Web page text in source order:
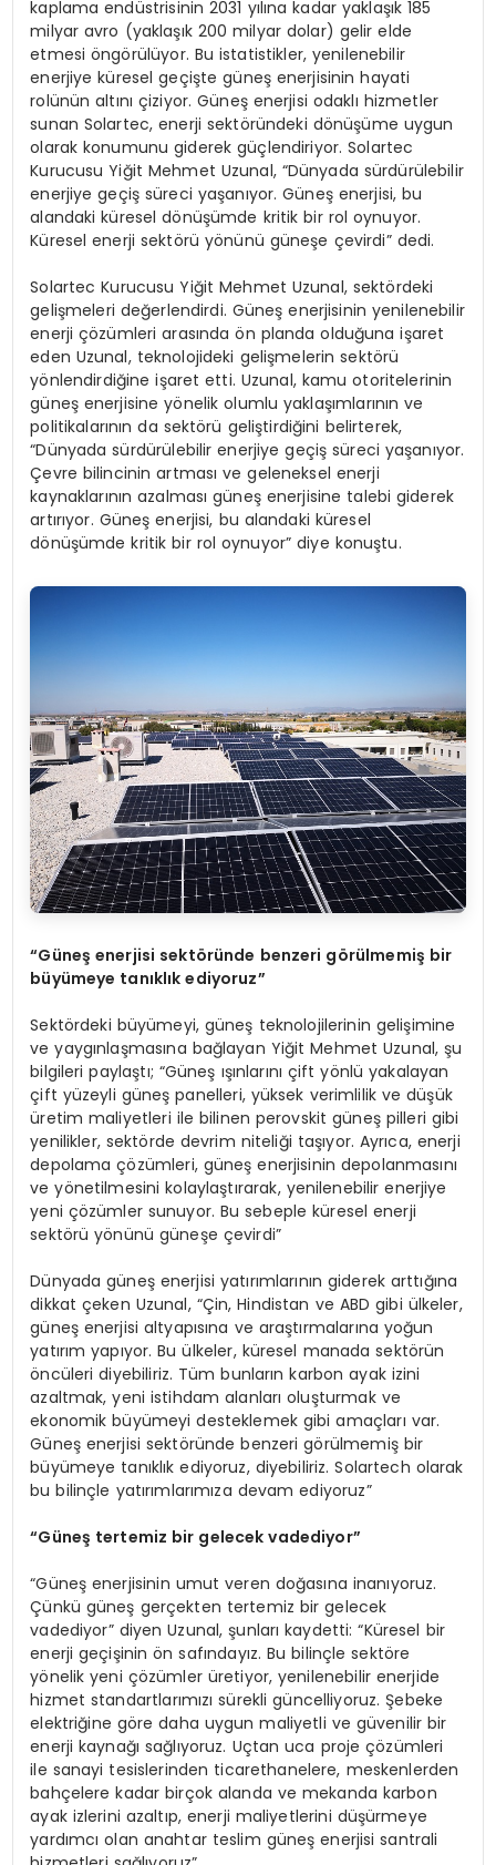
kaplama endüstrisinin 2031 yılına kadar yaklaşık 185
milyar avro (yaklaşık 200 milyar dolar) gelir elde
etmesi öngörülüyor. Bu istatistikler, yenilenebilir
enerjiye küresel geçişte güneş enerjisinin hayati
rolünün altını çiziyor. Güneş enerjisi odaklı hizmetler
sunan Solartec, enerji sektöründeki dönüşüme uygun
olarak konumunu giderek güçlendiriyor. Solartec
Kurucusu Yiğit Mehmet Uzunal, “Dünyada sürdürülebilir
enerjiye geçiş süreci yaşanıyor. Güneş enerjisi, bu
alandaki küresel dönüşümde kritik bir rol oynuyor.
Küresel enerji sektörü yönünü güneşe çevirdi” dedi.
Solartec Kurucusu Yiğit Mehmet Uzunal, sektördeki
gelişmeleri değerlendirdi. Güneş enerjisinin yenilenebilir
enerji çözümleri arasında ön planda olduğuna işaret
eden Uzunal, teknolojideki gelişmelerin sektörü
yönlendirdiğine işaret etti. Uzunal, kamu otoritelerinin
güneş enerjisine yönelik olumlu yaklaşımlarının ve
politikalarının da sektörü geliştirdiğini belirterek,
“Dünyada sürdürülebilir enerjiye geçiş süreci yaşanıyor.
Çevre bilincinin artması ve geleneksel enerji
kaynaklarının azalması güneş enerjisine talebi giderek
artırıyor. Güneş enerjisi, bu alandaki küresel
dönüşümde kritik bir rol oynuyor” diye konuştu.
“Güneş enerjisi sektöründe benzeri görülmemiş bir
büyümeye tanıklık ediyoruz”
Sektördeki büyümeyi, güneş teknolojilerinin gelişimine
ve yaygınlaşmasına bağlayan Yiğit Mehmet Uzunal, şu
bilgileri paylaştı; “Güneş ışınlarını çift yönlü yakalayan
çift yüzeyli güneş panelleri, yüksek verimlilik ve düşük
üretim maliyetleri ile bilinen perovskit güneş pilleri gibi
yenilikler, sektörde devrim niteliği taşıyor. Ayrıca, enerji
depolama çözümleri, güneş enerjisinin depolanmasını
ve yönetilmesini kolaylaştırarak, yenilenebilir enerjiye
yeni çözümler sunuyor. Bu sebeple küresel enerji
sektörü yönünü güneşe çevirdi”
Dünyada güneş enerjisi yatırımlarının giderek arttığına
dikkat çeken Uzunal, “Çin, Hindistan ve ABD gibi ülkeler,
güneş enerjisi altyapısına ve araştırmalarına yoğun
yatırım yapıyor. Bu ülkeler, küresel manada sektörün
öncüleri diyebiliriz. Tüm bunların karbon ayak izini
azaltmak, yeni istihdam alanları oluşturmak ve
ekonomik büyümeyi desteklemek gibi amaçları var.
Güneş enerjisi sektöründe benzeri görülmemiş bir
büyümeye tanıklık ediyoruz, diyebiliriz. Solartech olarak
bu bilinçle yatırımlarımıza devam ediyoruz”
“Güneş tertemiz bir gelecek vadediyor”
“Güneş enerjisinin umut veren doğasına inanıyoruz.
Çünkü güneş gerçekten tertemiz bir gelecek
vadediyor” diyen Uzunal, şunları kaydetti: “Küresel bir
enerji geçişinin ön safındayız. Bu bilinçle sektöre
yönelik yeni çözümler üretiyor, yenilenebilir enerjide
hizmet standartlarımızı sürekli güncelliyoruz. Şebeke
elektriğine göre daha uygun maliyetli ve güvenilir bir
enerji kaynağı sağlıyoruz. Uçtan uca proje çözümleri
ile sanayi tesislerinden ticarethanelere, meskenlerden
bahçelere kadar birçok alanda ve mekanda karbon
ayak izlerini azaltıp, enerji maliyetlerini düşürmeye
yardımcı olan anahtar teslim güneş enerjisi santrali